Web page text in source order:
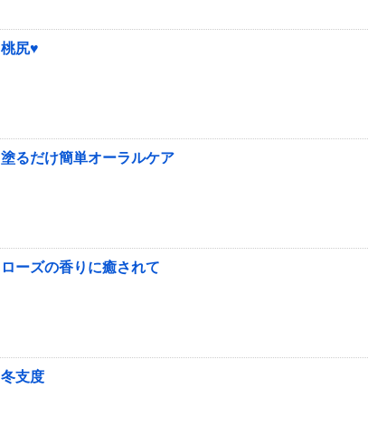
桃尻♥
塗るだけ簡単オーラルケア
ローズの香りに癒されて
冬支度